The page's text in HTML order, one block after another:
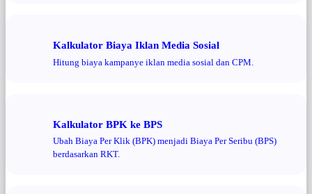
Kalkulator Biaya Iklan Media Sosial
Hitung biaya kampanye iklan media sosial dan CPM.
Kalkulator BPK ke BPS
Ubah Biaya Per Klik (BPK) menjadi Biaya Per Seribu (BPS)
berdasarkan RKT.